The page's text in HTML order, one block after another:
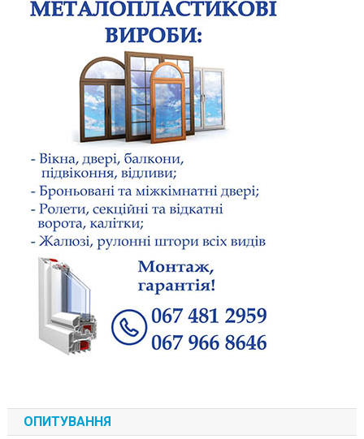
ОПИТУВАННЯ